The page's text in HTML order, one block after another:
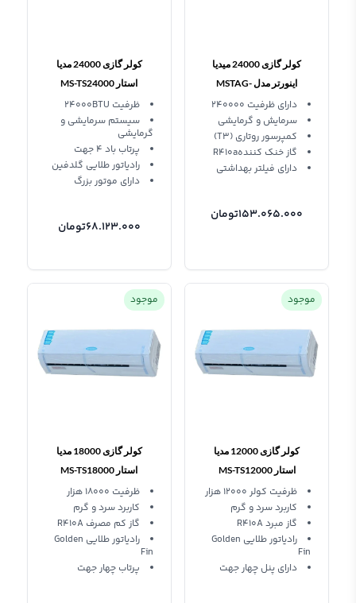
کولر گازی 24000 میدیا
اینورتر مدل MSTAG-
24HRN1-IQ
دارای ظرفیت 240000
سرمایش و گرمایشی
کمپرسور روتاری (T3)
گاز خنک کنندهR410a
دارای فیلتر بهداشتی
153.065.000تومان
کولر گازی 24000 مدیا
استار MS-TS24000
RELANT رلانت T3
ظرفیت 24000BTU
سیستم سرمایشی و
گرمایشی
پرتاب باد 4 جهت
رادیاتور طلایی گلدفین
دارای موتور بزرگ
68.123.000تومان
موجود
کولر گازی 12000 مدیا
استار MS-TS12000
RELANT رلانت
ظرفیت کولر 12000 هزار
کاربرد سرد و گرم
گاز مبرد R410A
رادیاتور طلایی Golden
Fin
دارای پنل چهار جهت
موجود
کولر گازی 18000 مدیا
استار MS-TS18000
RELANT رلانت
ظرفیت 18000 هزار
کاربرد سرد و گرم
گاز کم مصرف R410A
رادیاتور طلایی Golden
Fin
پرتاب چهار جهت